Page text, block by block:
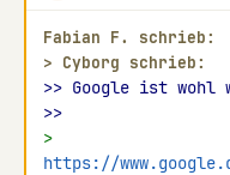
Fabian F. schrieb:
> Cyborg schrieb:
>> Google ist wohl
>>
>
https://